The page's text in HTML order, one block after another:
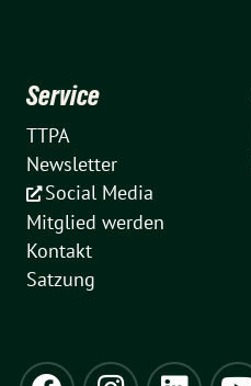
Service
TTPA
Newsletter
Social Media
Mitglied werden
Kontakt
Satzung